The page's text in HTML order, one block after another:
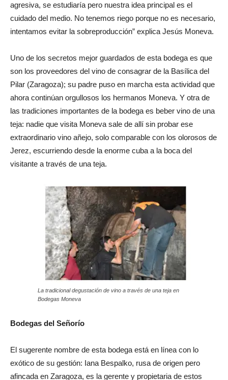
agresiva, se estudiaría pero nuestra idea principal es el
cuidado del medio. No tenemos riego porque no es necesario,
intentamos evitar la sobreproducción” explica Jesús Moneva.
Uno de los secretos mejor guardados de esta bodega es que
son los proveedores del vino de consagrar de la Basílica del
Pilar (Zaragoza); su padre puso en marcha esta actividad que
ahora continúan orgullosos los hermanos Moneva. Y otra de
las tradiciones importantes de la bodega es beber vino de una
teja: nadie que visita Moneva sale de allí sin probar ese
extraordinario vino añejo, solo comparable con los olorosos de
Jerez, escurriendo desde la enorme cuba a la boca del
visitante a través de una teja.
La tradicional degustación de vino a través de una teja en
Bodegas Moneva
Bodegas del Señorío
El sugerente nombre de esta bodega está en línea con lo
exótico de su gestión: Iana Bespalko, rusa de origen pero
afincada en Zaragoza, es la gerente y propietaria de estos